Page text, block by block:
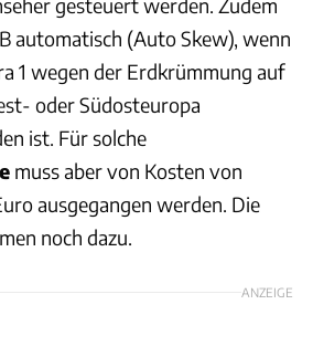
automatisch (Auto Skew), wenn
1 wegen der Erdkrümmung auf
oder Südosteuropa
ist. Für solche
muss aber von Kosten von
ausgegangen werden. Die
noch dazu.
ANZEIGE